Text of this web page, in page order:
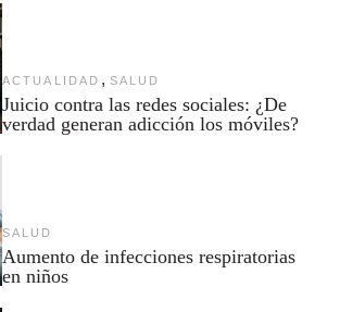
ACTUALIDAD , SALUD
Juicio contra las redes sociales: ¿De
verdad generan adicción los móviles?
SALUD
Aumento de infecciones respiratorias
en niños